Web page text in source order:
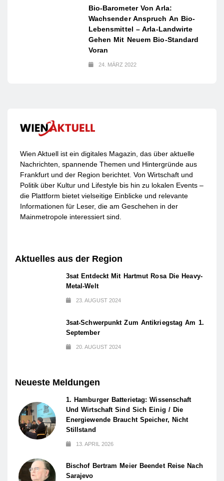
Bio-Barometer Von Arla:
Wachsender Anspruch An Bio-
Lebensmittel – Arla-Landwirte
Gehen Mit Neuem Bio-Standard
Voran
24. MÄRZ 2022
Wien Aktuell ist ein digitales Magazin, das über aktuelle
Nachrichten, spannende Themen und Hintergründe aus
Frankfurt und der Region berichtet. Von Wirtschaft und
Politik über Kultur und Lifestyle bis hin zu lokalen Events –
die Plattform bietet vielseitige Einblicke und relevante
Informationen für Leser, die am Geschehen in der
Mainmetropole interessiert sind.
Aktuelles aus der Region
3sat Entdeckt Mit Hartmut Rosa Die Heavy-
Metal-Welt
23. AUGUST 2024
3sat-Schwerpunkt Zum Antikriegstag Am 1.
September
20. AUGUST 2024
Neueste Meldungen
1. Hamburger Batterietag: Wissenschaft
Und Wirtschaft Sind Sich Einig / Die
Energiewende Braucht Speicher, Nicht
Stillstand
13. APRIL 2026
Bischof Bertram Meier Beendet Reise Nach
Sarajevo